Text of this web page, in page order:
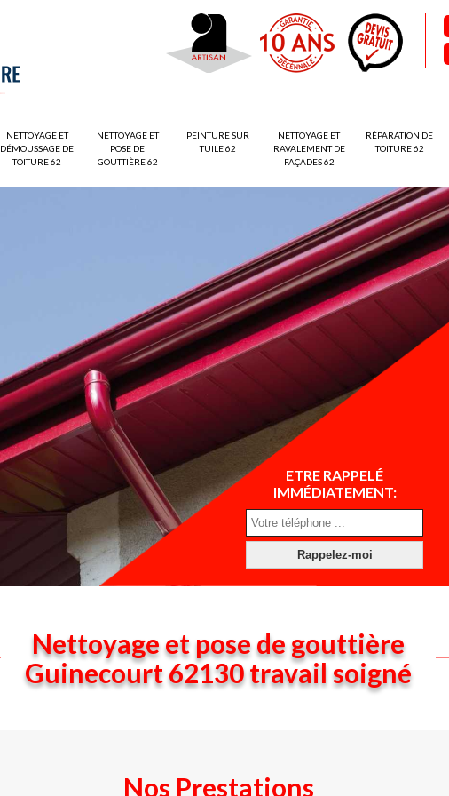
NETTOYAGE ET
DÉMOUSSAGE DE
TOITURE 62
NETTOYAGE ET
POSE DE
GOUTTIÈRE 62
PEINTURE SUR
TUILE 62
NETTOYAGE ET
RAVALEMENT DE
FAÇADES 62
RÉPARATION DE
TOITURE 62
ETRE RAPPELÉ
IMMÉDIATEMENT:
Nettoyage et pose de gouttière
Guinecourt 62130 travail soigné
Nos Prestations